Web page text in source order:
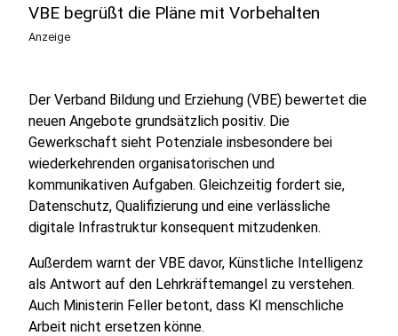
VBE begrüßt die Pläne mit Vorbehalten
Anzeige
Der Verband Bildung und Erziehung (VBE) bewertet die
neuen Angebote grundsätzlich positiv. Die
Gewerkschaft sieht Potenziale insbesondere bei
wiederkehrenden organisatorischen und
kommunikativen Aufgaben. Gleichzeitig fordert sie,
Datenschutz, Qualifizierung und eine verlässliche
digitale Infrastruktur konsequent mitzudenken.
Außerdem warnt der VBE davor, Künstliche Intelligenz
als Antwort auf den Lehrkräftemangel zu verstehen.
Auch Ministerin Feller betont, dass KI menschliche
Arbeit nicht ersetzen könne.